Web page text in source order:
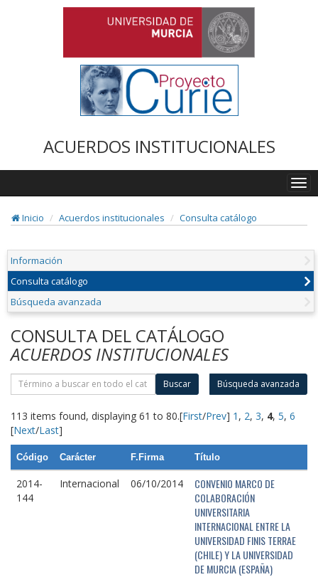
ACUERDOS INSTITUCIONALES
Inicio
Acuerdos institucionales Consulta catálogo
Información
Consulta catálogo
Búsqueda avanzada
CONSULTA DEL CATÁLOGO
ACUERDOS INSTITUCIONALES
Buscar Búsqueda avanzada
113 items found, displaying 61 to 80.[First/Prev] 1 , 2, 3, 4, 5, 6
[Next/Last]
Código Carácter F.Firma Título
2014-
144
Internacional 06/10/2014
CONVENIO MARCO DE
COLABORACIÓN
UNIVERSITARIA
INTERNACIONAL ENTRE LA
UNIVERSIDAD FINIS TERRAE
(CHILE) Y LA UNIVERSIDAD
DE MURCIA (ESPAÑA)